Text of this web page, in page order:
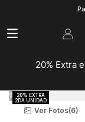
20% Extra
Ver Fotos(6)